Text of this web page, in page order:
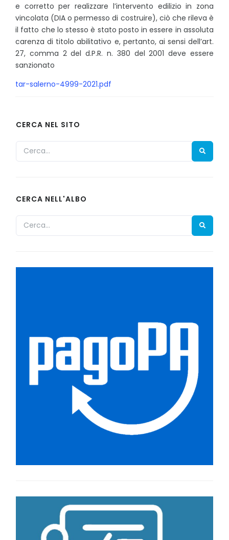
e corretto per realizzare l’intervento edilizio in zona
vincolata (DIA o permesso di costruire), ciò che rileva è
il fatto che lo stesso è stato posto in essere in assoluta
carenza di titolo abilitativo e, pertanto, ai sensi dell’art.
27, comma 2 del d.P.R. n. 380 del 2001 deve essere
sanzionato
tar-salerno-4999-2021.pdf
CERCA NEL SITO
CERCA NELL'ALBO